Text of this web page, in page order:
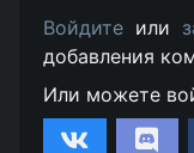
Войдите или
добавления
Или можете